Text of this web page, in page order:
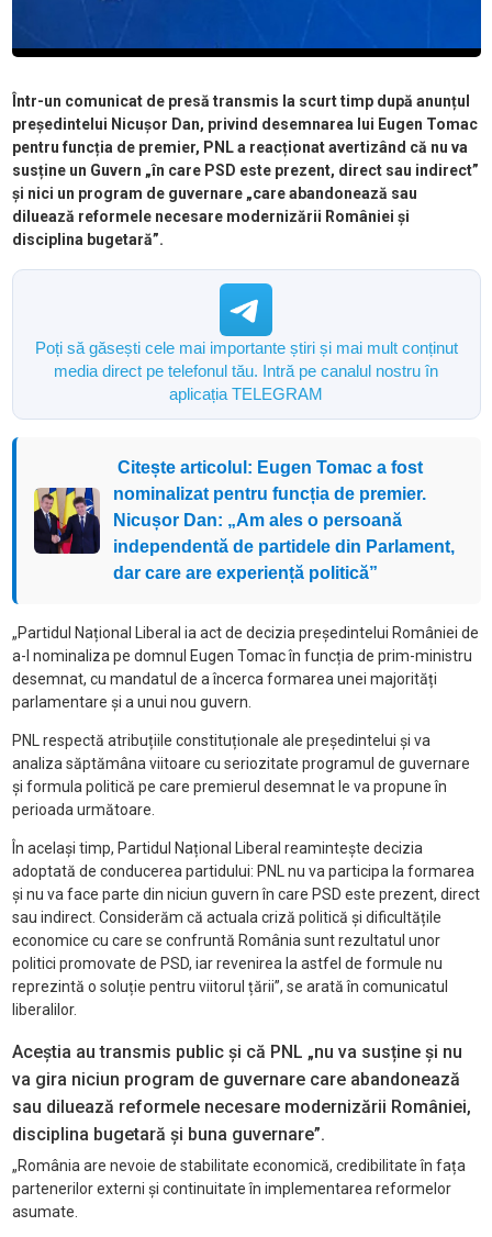
Într-un comunicat de presă transmis la scurt timp după anunțul
președintelui Nicușor Dan, privind desemnarea lui Eugen Tomac
pentru funcția de premier, PNL a reacționat avertizând că nu va
susține un Guvern „în care PSD este prezent, direct sau indirect”
și nici un program de guvernare „care abandonează sau
diluează reformele necesare modernizării României și
disciplina bugetară”.
Poți să găsești cele mai importante știri și mai mult conținut
media direct pe telefonul tău. Intră pe canalul nostru în
aplicația TELEGRAM
Citește articolul: Eugen Tomac a fost
nominalizat pentru funcția de premier.
Nicușor Dan: „Am ales o persoană
independentă de partidele din Parlament,
dar care are experiență politică”
„Partidul Național Liberal ia act de decizia președintelui României de
a-l nominaliza pe domnul Eugen Tomac în funcția de prim-ministru
desemnat, cu mandatul de a încerca formarea unei majorități
parlamentare și a unui nou guvern.
PNL respectă atribuțiile constituționale ale președintelui și va
analiza săptămâna viitoare cu seriozitate programul de guvernare
și formula politică pe care premierul desemnat le va propune în
perioada următoare.
În același timp, Partidul Național Liberal reamintește decizia
adoptată de conducerea partidului: PNL nu va participa la formarea
și nu va face parte din niciun guvern în care PSD este prezent, direct
sau indirect. Considerăm că actuala criză politică și dificultățile
economice cu care se confruntă România sunt rezultatul unor
politici promovate de PSD, iar revenirea la astfel de formule nu
reprezintă o soluție pentru viitorul țării”, se arată în comunicatul
liberalilor.
Aceștia au transmis public și că PNL „nu va susține și nu
va gira niciun program de guvernare care abandonează
sau diluează reformele necesare modernizării României,
disciplina bugetară și buna guvernare”.
„România are nevoie de stabilitate economică, credibilitate în fața
partenerilor externi și continuitate în implementarea reformelor
asumate.